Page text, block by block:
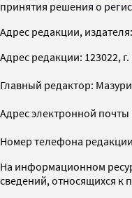
принятия решения о
Адрес редакции,
Адрес редакции: 123022,
Главный редактор:
Адрес электронной
Номер телефона
На информационном
сведений, относящихся к